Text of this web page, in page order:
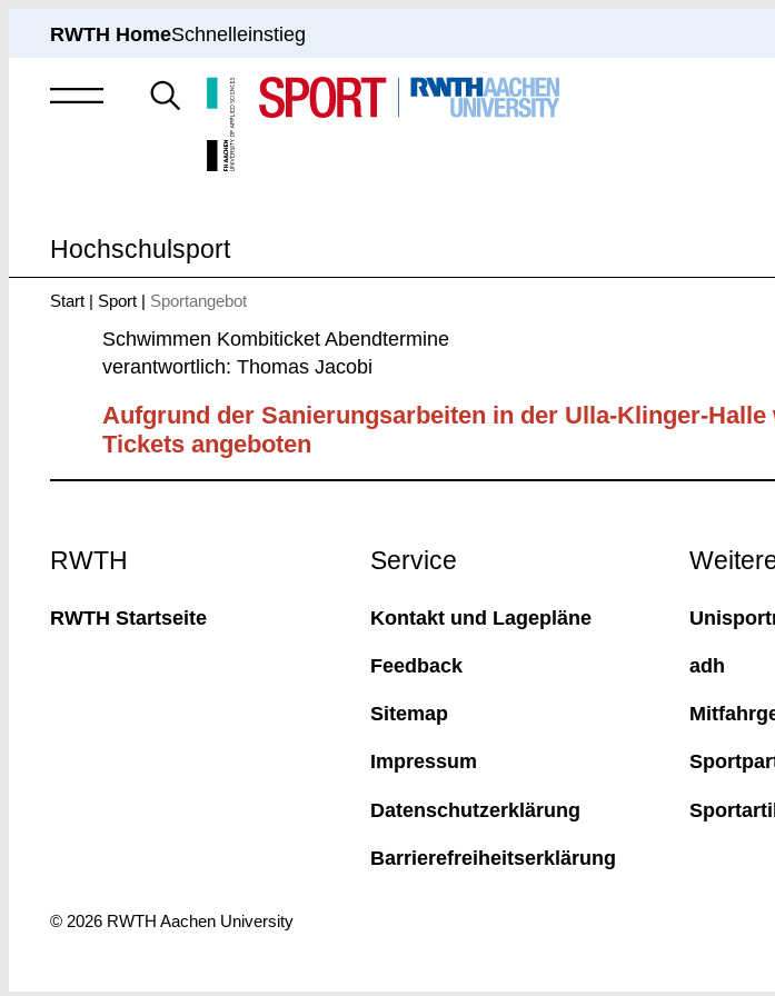
RWTH HomeSchnelleinstieg
Suche
nach
Hochschulsport
hier:
Start Sport Sportangebot
Schwimmen Kombiticket Abendtermine
verantwortlich: Thomas Jacobi
Aufgrund der Sanierungsarbeiten in der Ulla-Klinger-
Tickets angeboten
RWTH
RWTH Startseite
Service
Kontakt und Lagepläne
Feedback
Sitemap
Impressum
Datenschutzerklärung
Barrierefreiheitserklärung
adh
© 2026 RWTH Aachen University